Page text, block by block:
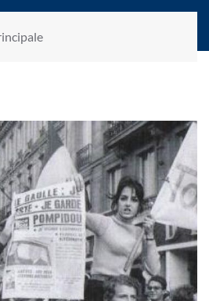
da Romano Luperini